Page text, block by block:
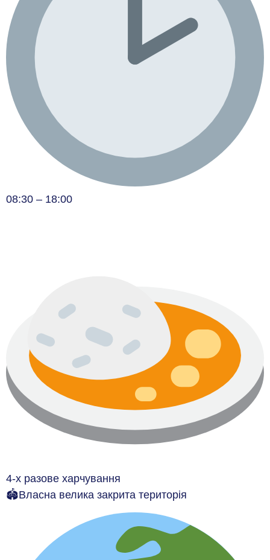
08:30 – 18:00
4-х разове харчування
🏟Власна велика закрита територія